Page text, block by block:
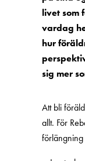
livet som
vardag
hur
sig mer
Att bli
allt. För